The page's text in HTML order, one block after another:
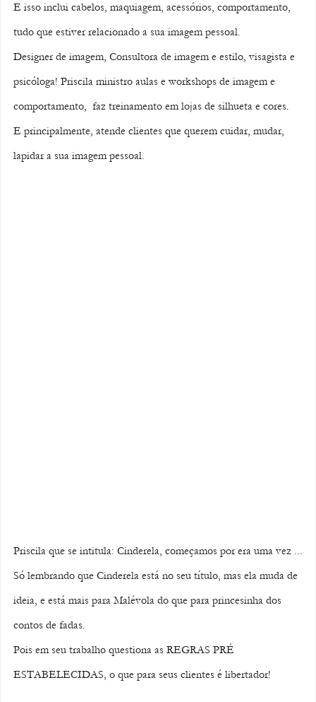
E isso inclui cabelos, maquiagem, acessórios, comportamento,
tudo que estiver relacionado a sua imagem pessoal.
Designer de imagem, Consultora de imagem e estilo, visagista e
psicóloga! Priscila ministro aulas e workshops de imagem e
comportamento,  faz treinamento em lojas de silhueta e cores.
E principalmente, atende clientes que querem cuidar, mudar,
lapidar a sua imagem pessoal.
Priscila que se intitula: Cinderela, começamos por era uma vez ...
Só lembrando que Cinderela está no seu título, mas ela muda de
ideia, e está mais para Malévola do que para princesinha dos
contos de fadas.
Pois em seu trabalho questiona as REGRAS PRÉ
ESTABELECIDAS, o que para seus clientes é libertador!